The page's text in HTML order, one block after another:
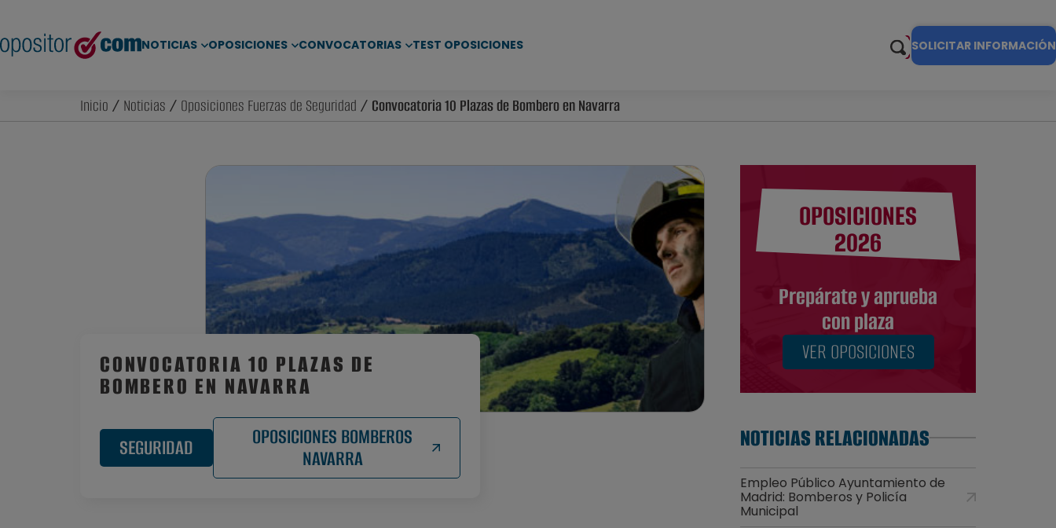
NOTICIAS OPOSICIONES CONVOCATORIAS TEST OPOSICIONES SOLICITAR INFORMACIÓN
Inicio / Noticias / Oposiciones Fuerzas de Seguridad / Convocatoria 10 Plazas de Bombero en Navarra
CONVOCATORIA 10 PLAZAS DE
BOMBERO EN NAVARRA
SEGURIDAD
OPOSICIONES BOMBEROS
NAVARRA
OPOSICIONES
2026
Prepárate y aprueba
con plaza
VER OPOSICIONES
NOTICIAS RELACIONADAS
Empleo Público Ayuntamiento de
Madrid: Bomberos y Policía
Municipal